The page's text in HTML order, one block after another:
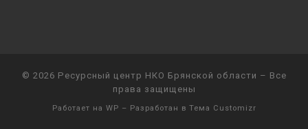
© 2026 Ресурсный центр НКО Брянской области – Все
права защищены
Работает на WP – Разработан в Тема Customizr